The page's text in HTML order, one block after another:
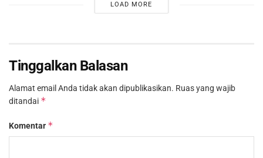
LOAD MORE
Tinggalkan Balasan
Alamat email Anda tidak akan dipublikasikan. Ruas yang wajib
ditandai *
Komentar *